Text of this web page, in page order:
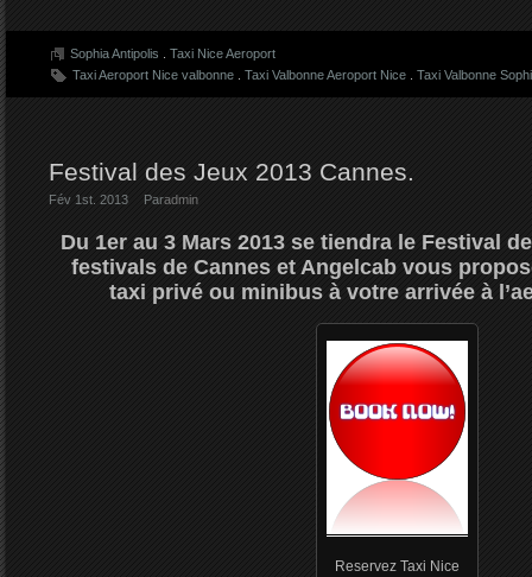
Sophia Antipolis
Taxi Nice Aeroport
Taxi Aeroport Nice valbonne
Taxi Valbonne Aeroport Nice Taxi Valbonne
Festival des Jeux 2013 Cannes.
Fév 1st. 2013 Paradmin
Du 1er au 3 Mars 2013 se tiendra le Festival
festivals de Cannes et Angelcab vous
taxi privé ou minibus à votre arrivée à
Reservez Taxi Nice